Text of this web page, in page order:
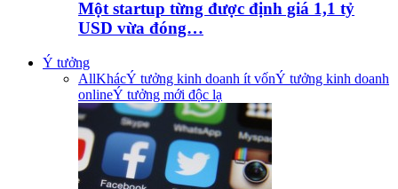
Một startup từng được định giá 1,1 tỷ
USD vừa đóng…
Ý tưởng
AllKhácÝ tưởng kinh doanh ít vốnÝ tưởng kinh doanh
onlineÝ tưởng mới độc lạ